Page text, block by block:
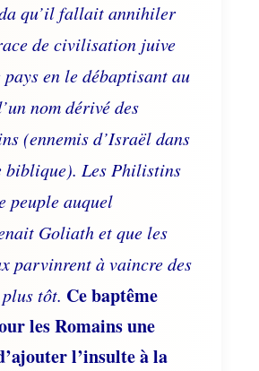
qu’il fallait annihiler
de civilisation juive
pays en le débaptisant au
nom dérivé des
(ennemis d’Israël dans
biblique). Les Philistins
peuple auquel
Goliath et que les
parvinrent à vaincre des
tôt. Ce baptême
les Romains une
l’insulte à la